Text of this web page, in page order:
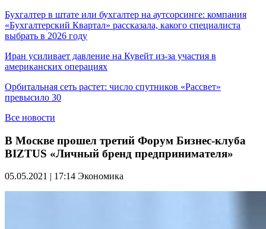
Бухгалтер в штате или бухгалтер на аутсорсинге: компания
«Бухгалтерский Квартал» рассказала, какого специалиста
выбрать в 2026 году
Иран усиливает давление на Кувейт из-за участия в
американских операциях
Орбитальная сеть растет: число спутников «Рассвет»
превысило 30
Все новости
В Москве прошел третий Форум Бизнес-клуба
BIZTUS «Личный бренд предпринимателя»
05.05.2021 | 17:14 Экономика